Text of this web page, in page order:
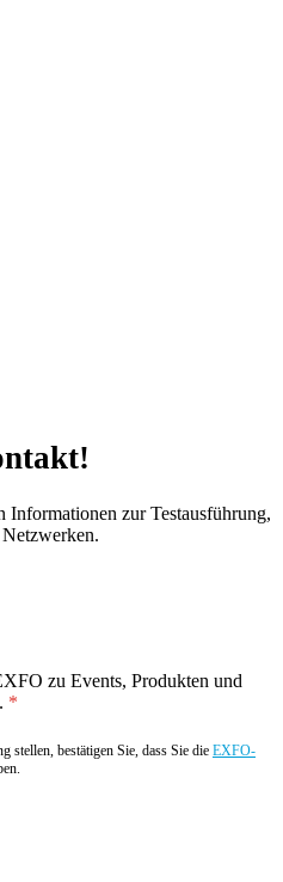
Informationen zur Testausführung,
zu Events, Produkten und
stellen, bestätigen Sie, dass Sie die EXFO-